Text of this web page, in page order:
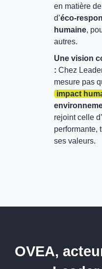
en matière de
d’éco-
humaine,
autres.
Une vision
: Chez
mesure pas
impact
rejoint celle
performante,
ses valeurs.
OVEA,